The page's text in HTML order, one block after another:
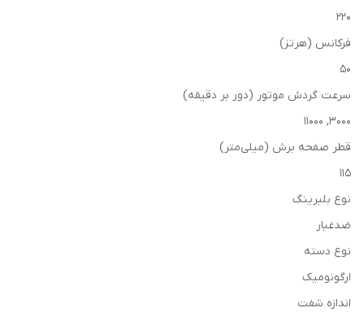
220
فرکانس (هرتز)
50
سرعت گردش موتور (دور بر دقیقه)
3000, 11000
قطر صفحه برش (میلی‌متر)
115
نوع بلبرینگ
ضدغبار
نوع دسته
ارگونومیک
اندازه شفت